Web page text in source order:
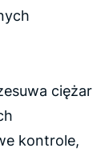
ciężar
kontrole,